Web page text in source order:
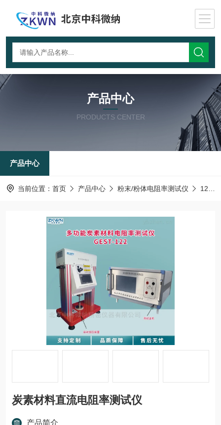
产品中心
PRODUCTS CENTER
产品中心
当前位置： 首页 产品中心 粉末/粉体电阻率测试仪 122-炭素材料电阻率测试仪
炭素材料直流电阻率测试仪
产品简介